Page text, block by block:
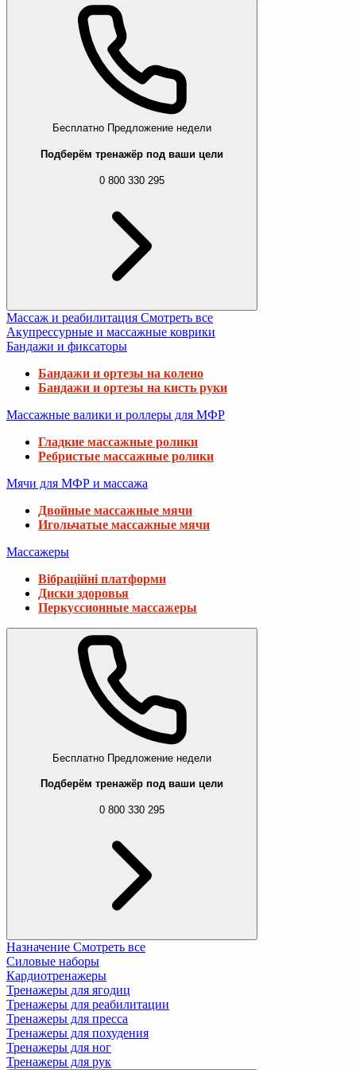
Бесплатно Предложение недели
Подберём тренажёр под ваши цели
0 800 330 295
Массаж и реабилитация Смотреть все
Акупрессурные и массажные коврики
Бандажи и фиксаторы
Бандажи и ортезы на колено
Бандажи и ортезы на кисть руки
Массажные валики и роллеры для МФР
Гладкие массажные ролики
Ребристые массажные ролики
Мячи для МФР и массажа
Двойные массажные мячи
Игольчатые массажные мячи
Массажеры
Вібраційні платформи
Диски здоровья
Перкуссионные массажеры
Бесплатно Предложение недели
Подберём тренажёр под ваши цели
0 800 330 295
Назначение Смотреть все
Силовые наборы
Кардиотренажеры
Тренажеры для ягодиц
Тренажеры для реабилитации
Тренажеры для пресса
Тренажеры для похудения
Тренажеры для ног
Тренажеры для рук